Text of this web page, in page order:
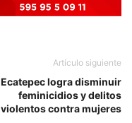
Artículo siguiente
Ecatepec logra disminuir
feminicidios y delitos
violentos contra mujeres